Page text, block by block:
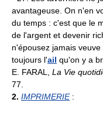
avantageuse. On n'en
du temps : c'est que le
de l'argent et devenir
n'épousez jamais
toujours l'ail qu'on y a
E. FARAL, La Vie
77.
2. IMPRIMERIE: